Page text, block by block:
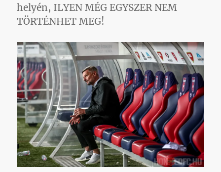
helyén, ILYEN MÉG EGYSZER NEM
TÖRTÉNHET MEG!